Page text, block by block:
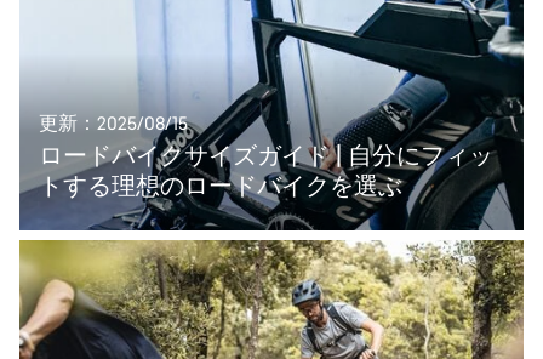
更新：2025/08/15
ロードバイクサイズガイド | 自分にフィッ
トする理想のロードバイクを選ぶ